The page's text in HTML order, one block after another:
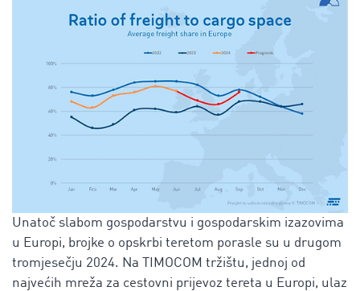
Unatoč slabom gospodarstvu i gospodarskim izazovima
u Europi, brojke o opskrbi teretom porasle su u drugom
tromjesečju 2024. Na TIMOCOM tržištu, jednoj od
najvećih mreža za cestovni prijevoz tereta u Europi, ulaz